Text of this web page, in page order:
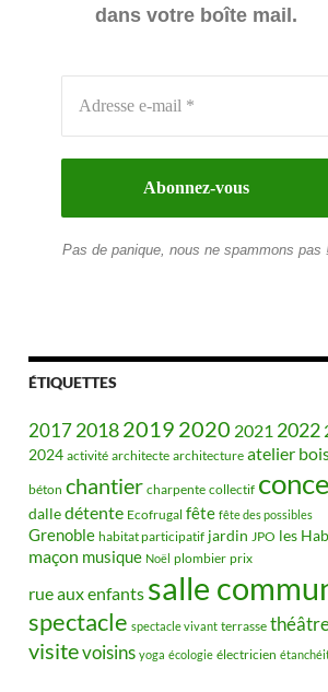
dans votre boîte mail.
Pas de panique, nous ne spammons pas
ÉTIQUETTES
201720182019 2020 2021 2022
2024 activité architecte architecture atelier
béton chantier charpente collectif
dalledétente Ecofrugal fête fête des possibles
Grenoble habitat participatif jardin JPO les
maçon musique Noël plombier prix
rue aux enfants salle
spectacle spectacle vivant terrasse
visitevoisins yoga écologie électricien